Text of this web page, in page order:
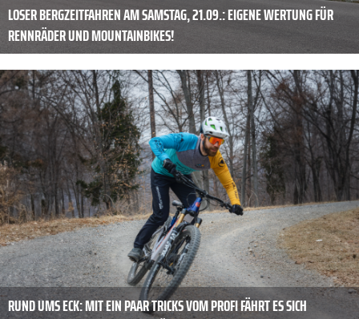
LOSER BERGZEITFAHREN AM SAMSTAG, 21.09.: EIGENE WERTUNG FÜR
RENNRÄDER UND MOUNTAINBIKES!
RUND UMS ECK: MIT EIN PAAR TRICKS VOM PROFI FÄHRT ES SICH